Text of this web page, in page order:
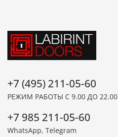
+7 (495) 211-05-60
РЕЖИМ РАБОТЫ С 9.00 ДО 22.00
+7 985 211-05-60
WhatsApp, Telegram